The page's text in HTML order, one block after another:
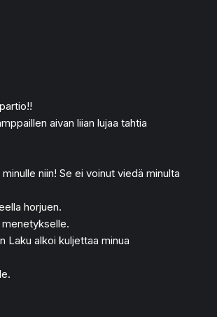
aivan liian lujaa tahtia
niin! Se ei voinut viedä minulta
horjuen.
menetykselle.
Laku alkoi kuljettaa minua